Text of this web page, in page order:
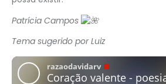
Patrícia Campos
Tema sugerido por Luiz